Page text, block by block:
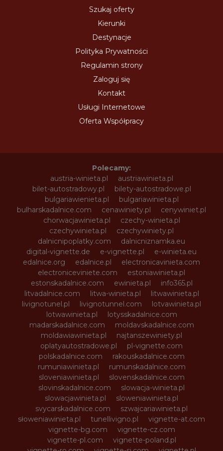
Szukaj oferty
Kierunki
Destynacje
Polityka Prywatności
Regulamin strony
Zaloguj się
Kontakt
Usługi Internetowe
Oferta Współpracy
Polecamy:
austria-winieta.pl
austriawinieta.pl
bilet-autostradowy.pl
bilety-autostradowe.pl
bulgariawienieta.pl
bulgariawinieta.pl
bulharskadalnice.com
cenawiniety.pl
cenywiniet.pl
chorwacjawinieta.pl
czechy-winieta.pl
czechywinieta.pl
czechywiniety.pl
dalnicnipoplatky.com
dalnicniznamka.eu
digital-vignette.de
e-vignette.pl
e-winieta.eu
edalnice.org
edalnice.pl
electronicavinieta.com
electroniceviniete.com
estoniawinieta.pl
estonskadalnice.com
ewinieta.pl
info365.pl
litvadalnice.com
litwa-winieta.pl
litwawinieta.pl
livignotunel.pl
livignotunnel.com
lotvawinieta.pl
lotwawinieta.pl
lotysskadalnice.com
madarskadalnice.com
moldavskadalnice.com
moldawiawinieta.pl
najtanszewiniety.pl
oplatyautostradowe.pl
pl-vignette.com
polskadalnice.com
rakouskadalnice.com
rumuniawinieta.pl
rumunskadalnice.com
sloveniawinieta.pl
slovenskadalnice.com
slovinskadalnice.com
slowacja-winieta.pl
slowacjawinieta.pl
sloweniawinieta.pl
svycarskadalnice.com
szwajcariawinieta.pl
słoweniawinieta.pl
tunellivigno.pl
vignette-at.com
vignette-bg.com
vignette-cz.com
vignette-pl.com
vignette-poland.pl